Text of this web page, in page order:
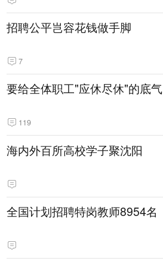
招聘公平岂容花钱做手脚
7
要给全体职工"应休尽休"的底气
119
海内外百所高校学子聚沈阳
全国计划招聘特岗教师8954名